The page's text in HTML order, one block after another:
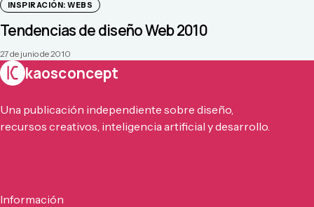
INSPIRACIÓN: WEBS
Tendencias de diseño Web 2010
27 de junio de 2010
kaosconcept
Una publicación independiente sobre diseño,
recursos creativos, inteligencia artificial y desarrollo.
Información